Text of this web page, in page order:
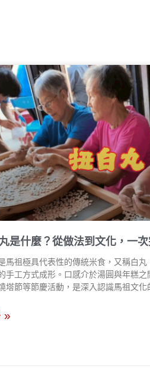
是什麼？從做法到文化，一
馬祖極具代表性的傳統米食，又稱白丸
手工方式成形。口感介於湯圓與年糕
塔節等節慶活動，是深入認識馬祖文化
»